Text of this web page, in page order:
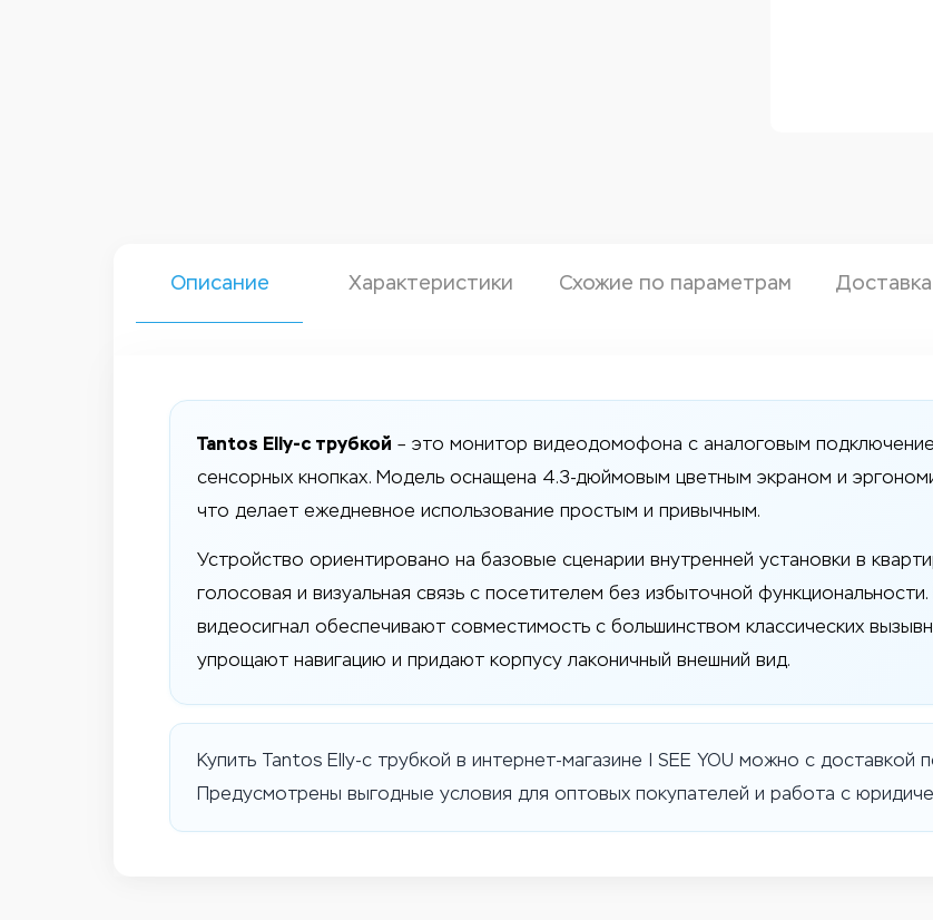
Описание Характеристики Схожие по параметрам
Tantos Elly-с трубкой – это монитор видеодомофона с аналоговым
сенсорных кнопках. Модель оснащена 4.3-дюймовым цветным экраном и
что делает ежедневное использование простым и привычным.
Устройство ориентировано на базовые сценарии внутренней установки в
голосовая и визуальная связь с посетителем без избыточной
видеосигнал обеспечивают совместимость с большинством классических
упрощают навигацию и придают корпусу лаконичный внешний вид.
Купить Tantos Elly-с трубкой в интернет-магазине I SEE YOU можно с доставкой
Предусмотрены выгодные условия для оптовых покупателей и работа с